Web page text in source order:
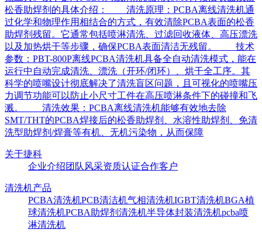
松香助焊剂的具体介绍： 清洗原理：PCBA离线清洗机通
过化学和物理作用相结合的方式，有效清除PCBA表面的松香
助焊剂残留。它通常包括喷淋清洗、过滤回收液体、高压漂洗
以及加热烘干等步骤，确保PCBA表面清洁无残留。 技术
参数：PBT-800P离线PCBA清洗机具备全自动清洗模式，能在
运行中自动完成清洗、漂洗（开环/闭环）、烘干全工序。其
科学的喷嘴设计彻底解决了清洗盲区问题，且可视化的喷嘴压
力调节功能可以防止小尺寸工件在高压喷淋条件下的碰撞和飞
溅。 清洗效果：PCBA离线清洗机能够有效地去除
SMT/THT的PCBA焊接后的松香助焊剂、水溶性助焊剂、免清
洗型助焊剂/焊膏等有机、无机污染物，从而保障
关于捷科
企业介绍团队风采资质认证合作客户
清洗机产品
PCBA清洗机PCB清洁机气相清洗机IGBT清洗机BGA植
球清洗机PCBA助焊剂清洗机半导体封装清洗机pcba喷
淋清洗机